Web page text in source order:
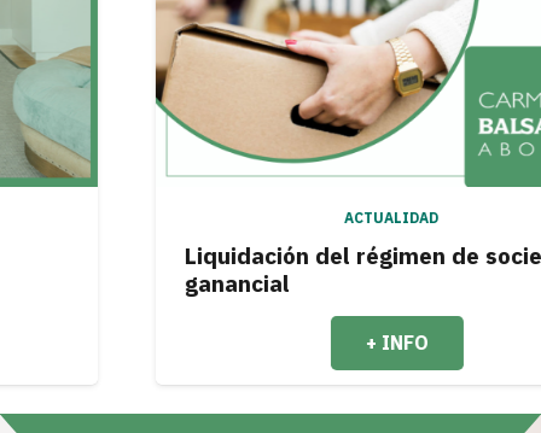
ACTUALIDAD
Liquidación del régimen de sociedad
ganancial